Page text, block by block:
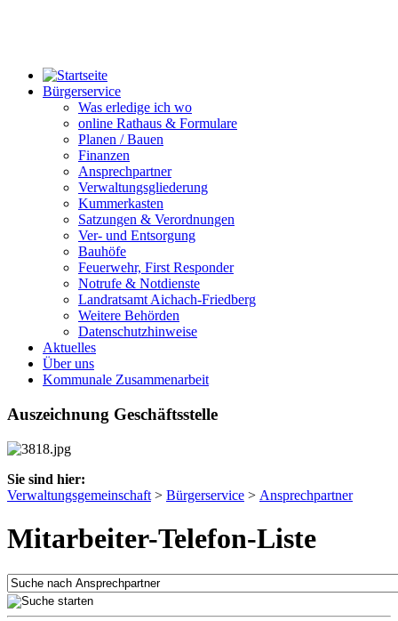
Bürgerservice
Was erledige ich wo
online Rathaus & Formulare
Planen / Bauen
Finanzen
Ansprechpartner
Verwaltungsgliederung
Kummerkasten
Satzungen & Verordnungen
Ver- und Entsorgung
Bauhöfe
Feuerwehr, First Responder
Notrufe & Notdienste
Landratsamt Aichach-Friedberg
Weitere Behörden
Datenschutzhinweise
Aktuelles
Über uns
Kommunale Zusammenarbeit
Auszeichnung Geschäftsstelle
Sie sind hier:
Verwaltungsgemeinschaft > Bürgerservice > Ansprechpartner
Mitarbeiter-Telefon-Liste